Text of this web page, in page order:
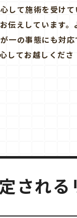
して施術を受けて
伝えしています。
一の事態にも対応
してお越しくださ
される